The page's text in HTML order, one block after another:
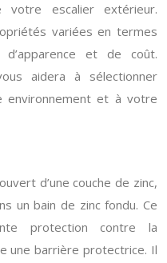
escalier extérieur.
variées en termes
et de coût.
aidera à sélectionner
environnement et à votre
d’une couche de zinc,
un bain de zinc fondu. Ce
protection contre la
une barrière protectrice. Il